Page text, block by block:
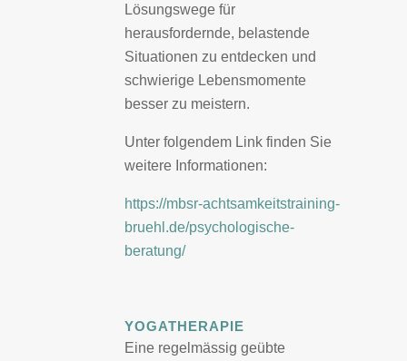
Lösungswege für
herausfordernde, belastende
Situationen zu entdecken und
schwierige Lebensmomente
besser zu meistern.
Unter folgendem Link finden Sie
weitere Informationen:
https://mbsr-achtsamkeitstraining-
bruehl.de/psychologische-
beratung/
YOGATHERAPIE
Eine regelmässig geübte